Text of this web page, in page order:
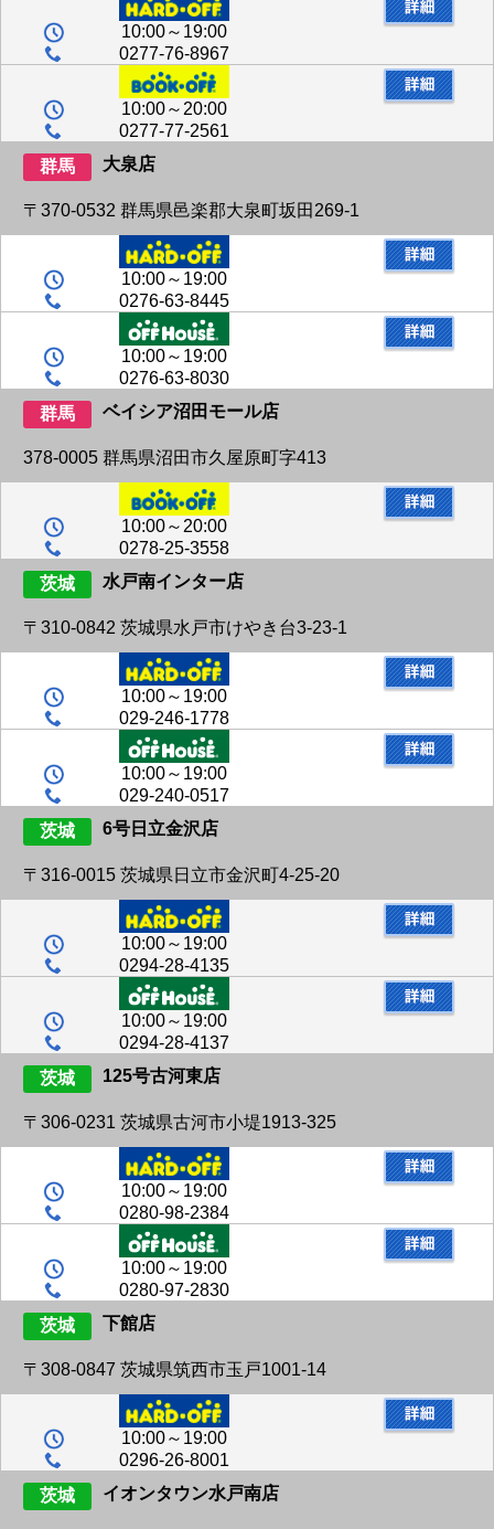
10:00～19:00
0277-76-8967
10:00～20:00
0277-77-2561
群馬
大泉店
〒370-0532 群馬県邑楽郡大泉町坂田269-1
10:00～19:00
0276-63-8445
10:00～19:00
0276-63-8030
群馬
ベイシア沼田モール店
378‐0005 群馬県沼田市久屋原町字413
10:00～20:00
0278-25-3558
茨城
水戸南インター店
〒310-0842 茨城県水戸市けやき台3-23-1
10:00～19:00
029-246-1778
10:00～19:00
029-240-0517
茨城
6号日立金沢店
〒316-0015 茨城県日立市金沢町4-25-20
10:00～19:00
0294-28-4135
10:00～19:00
0294-28-4137
茨城
125号古河東店
〒306-0231 茨城県古河市小堤1913-325
10:00～19:00
0280-98-2384
10:00～19:00
0280-97-2830
茨城
下館店
〒308-0847 茨城県筑西市玉戸1001-14
10:00～19:00
0296-26-8001
茨城
イオンタウン水戸南店